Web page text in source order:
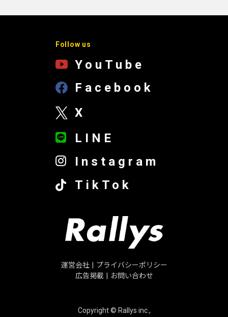
Follow us
YouTube
Facebook
X
LINE
Instagram
TikTok
運営会社
プライバシーポリシー
広告掲載
お問い合わせ
Copyright © Rallys inc.,